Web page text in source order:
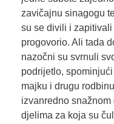
zavičajnu sinagogu
su se divili i
progovorio. Ali tada
nazočni su svrnuli
podrijetlo,
majku i drugu
izvanredno
djelima za koja su